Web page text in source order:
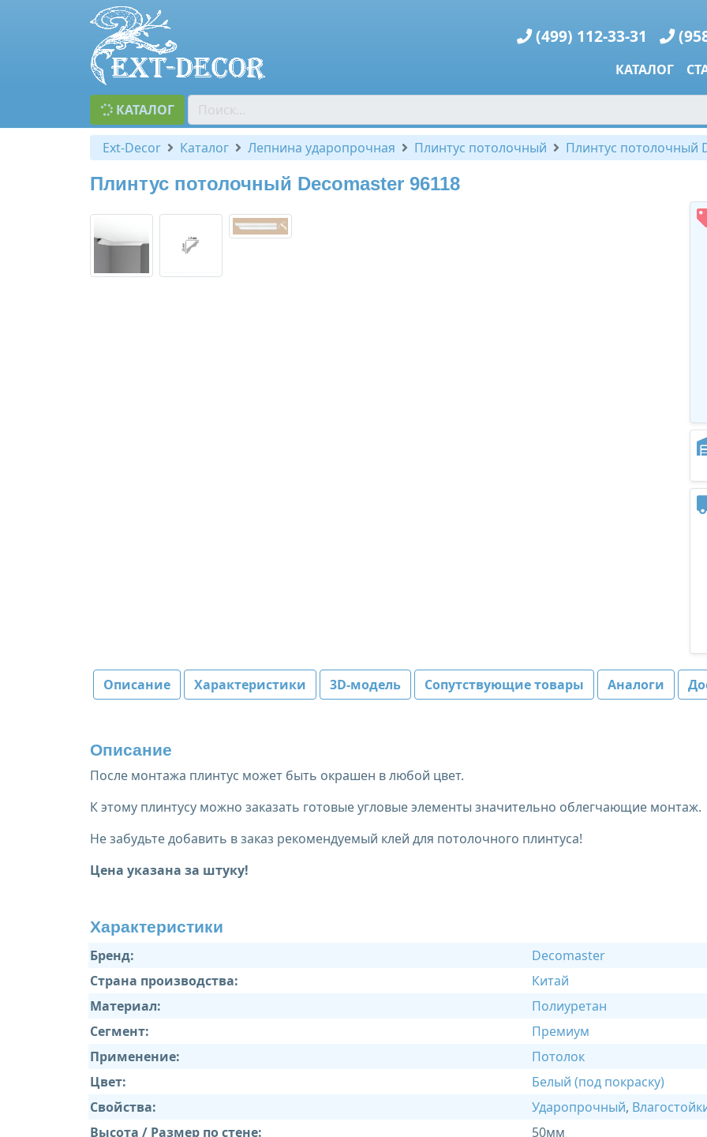
(499) 112-33-31
КАТАЛОГ
КАТАЛОГ
Ext-Decor Каталог Лепнина ударопрочная Плинтус потолочный Плинтус потолочный
Плинтус потолочный Decomaster 96118
Описание Характеристики 3D-модель Сопутствующие товары Аналоги
Описание
После монтажа плинтус может быть окрашен в любой цвет.
К этому плинтусу можно заказать готовые угловые элементы значительно облегчающие монтаж.
Не забудьте добавить в заказ рекомендуемый клей для потолочного плинтуса!
Цена указана за штуку!
Характеристики
Бренд:
Decomaster
Страна производства:
Китай
Материал:
Полиуретан
Сегмент:
Премиум
Применение:
Потолок
Цвет:
Белый (под покраску)
Свойства:
Ударопрочный,
Высота / Размер по стене:
50мм